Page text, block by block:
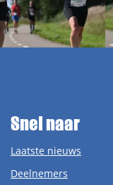
Snel naar
Laatste nieuws
Deelnemers